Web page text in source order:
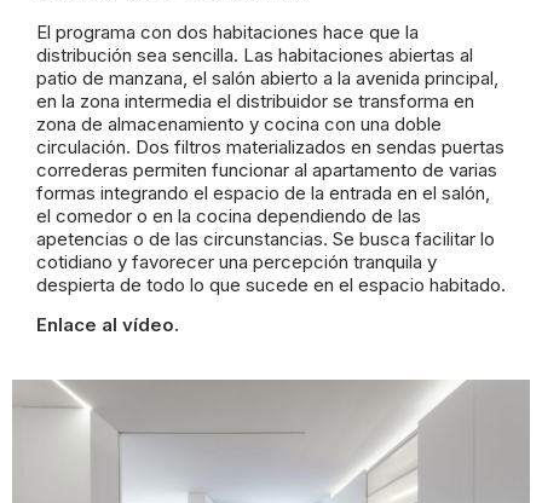
El programa con dos habitaciones hace que la
distribución sea sencilla. Las habitaciones abiertas al
patio de manzana, el salón abierto a la avenida principal,
en la zona intermedia el distribuidor se transforma en
zona de almacenamiento y cocina con una doble
circulación. Dos filtros materializados en sendas puertas
correderas permiten funcionar al apartamento de varias
formas integrando el espacio de la entrada en el salón,
el comedor o en la cocina dependiendo de las
apetencias o de las circunstancias. Se busca facilitar lo
cotidiano y favorecer una percepción tranquila y
despierta de todo lo que sucede en el espacio habitado.
Enlace al vídeo.